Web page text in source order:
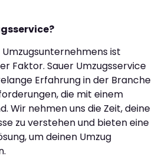
Umzugsunternehmens ist
Faktor. Sauer Umzugsservice
Erfahrung in der Branche
die mit einem
Wir nehmen uns die Zeit, deine
zu verstehen und bieten eine
um deinen Umzug